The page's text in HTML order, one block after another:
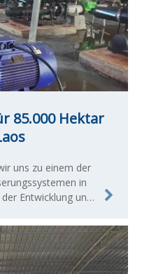
85.000 Hektar
uns zu einem der
in
Entwicklung und
verschrieben.